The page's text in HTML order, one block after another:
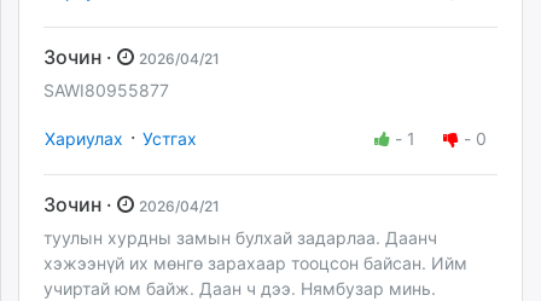
Зочин · 2026/04/21
SAWI80955877
Хариулах · Устгах - 1 - 0
Зочин · 2026/04/21
туулын хурдны замын булхай задарлаа. Даанч
хэжээнүй их мөнгө зарахаар тооцсон байсан. Ийм
учиртай юм байж. Даан ч дээ. Нямбузар минь.